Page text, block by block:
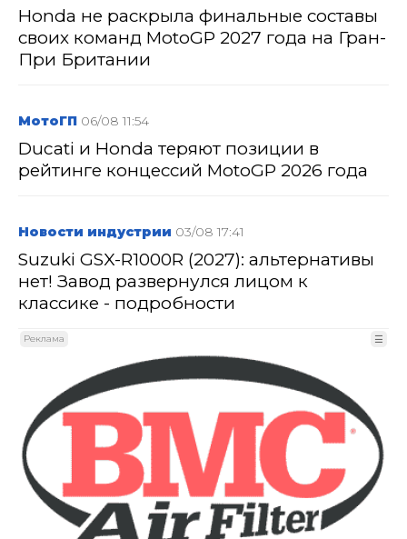
Honda не раскрыла финальные составы
своих команд MotoGP 2027 года на Гран-
При Британии
МотоГП 06/08 11:54
Ducati и Honda теряют позиции в
рейтинге концессий MotoGP 2026 года
Новости индустрии 03/08 17:41
Suzuki GSX-R1000R (2027): альтернативы
нет! Завод развернулся лицом к
классике - подробности
Реклама ☰